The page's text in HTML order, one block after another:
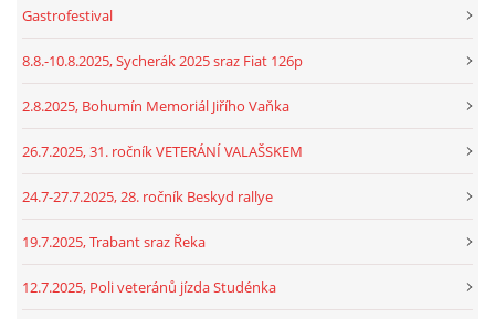
Gastrofestival
8.8.-10.8.2025, Sycherák 2025 sraz Fiat 126p
2.8.2025, Bohumín Memoriál Jiřího Vaňka
26.7.2025, 31. ročník VETERÁNÍ VALAŠSKEM
24.7-27.7.2025, 28. ročník Beskyd rallye
19.7.2025, Trabant sraz Řeka
12.7.2025, Poli veteránů jízda Studénka